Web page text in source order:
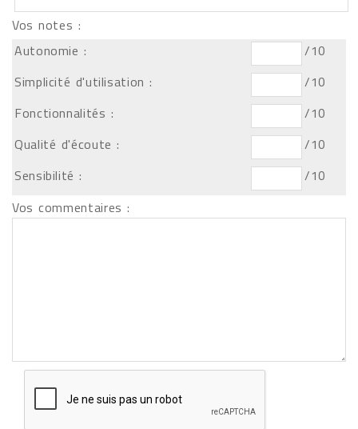
Vos notes :
Autonomie :
/10
Simplicité d'utilisation :
/10
Fonctionnalités :
/10
Qualité d'écoute :
/10
Sensibilité :
/10
Vos commentaires :